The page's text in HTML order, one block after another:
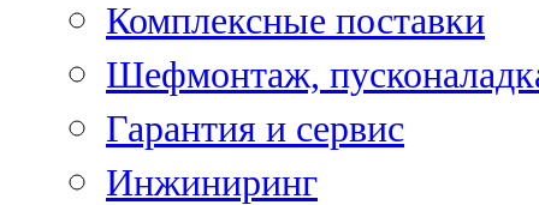
Комплексные поставки
Шефмонтаж,
Гарантия и сервис
Инжиниринг